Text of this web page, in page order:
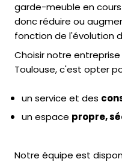
garde-meuble en
donc réduire ou
fonction de l'évolution
Choisir notre
Toulouse, c'est opter
un service et des
un espace propre,
Notre équipe est